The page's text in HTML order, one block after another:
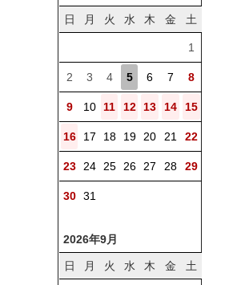
日 月 火 水 木 金 土
1
2 3 4 5 6 7 8
9 10 11 12 13 14 15
16 17 18 19 20 21 22
23 24 25 26 27 28 29
30 31
2026年9月
日 月 火 水 木 金 土